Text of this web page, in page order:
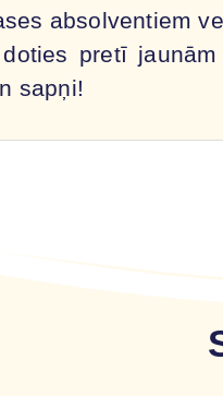
absolventiem
pretī
sapņi!